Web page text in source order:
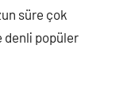
süre çok
denli popüler